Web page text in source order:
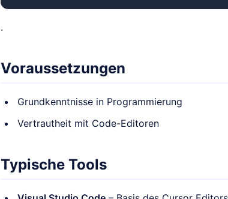
.
Voraussetzungen
Grundkenntnisse in Programmierung
Vertrautheit mit Code-Editoren
Typische Tools